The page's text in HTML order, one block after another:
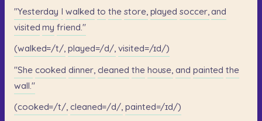
"Yesterday I walked to the store, played soccer, and
visited my friend."
(walked=/t/, played=/d/, visited=/ɪd/)
"She cooked dinner, cleaned the house, and painted the
wall."
(cooked=/t/, cleaned=/d/, painted=/ɪd/)